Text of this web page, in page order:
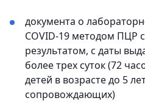
документа о
COVID-19 методом ПЦР
результатом, с даты
более трех суток (72
детей в возрасте до 5
сопровождающих)